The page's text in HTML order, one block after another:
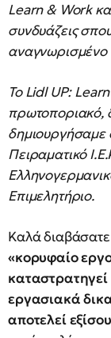
Learn & Work
συνδυάζεις
αναγνωρισμένο
Το Lidl UP:
πρωτοποριακό,
δημιουργήσαμε
Πειραματικό
Επιμελητήριο.
Καλά
«κορυφαίο
εργασιακά
αποτελεί